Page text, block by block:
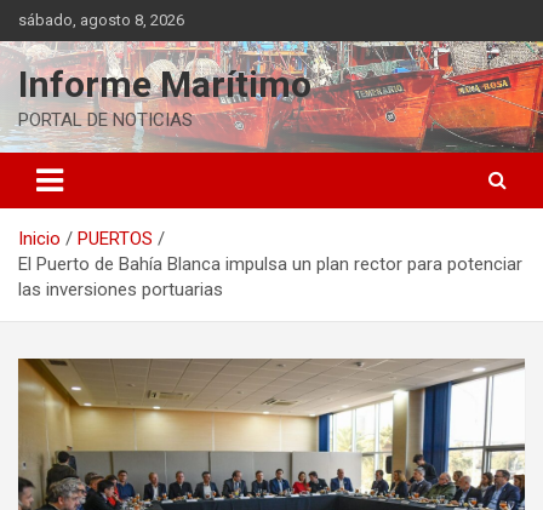
Saltar
al
contenido
sábado, agosto 8, 2026
Informe Marítimo
PORTAL DE NOTICIAS
Inicio
PUERTOS
El Puerto de Bahía Blanca impulsa un plan rector para potenciar
las inversiones portuarias